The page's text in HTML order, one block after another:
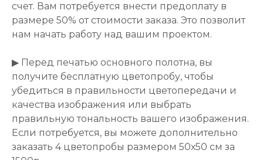
счет. Вам потребуется внести предоплату в
размере 50% от стоимости заказа. Это позволит
нам начать работу над вашим проектом.
▶ Перед печатью основного полотна, вы
получите бесплатную цветопробу, чтобы
убедиться в правильности цветопередачи и
качества изображения или выбрать
правильную тональность вашего изображения.
Если потребуется, вы можете дополнительно
заказать 4 цветопробы размером 50х50 см за